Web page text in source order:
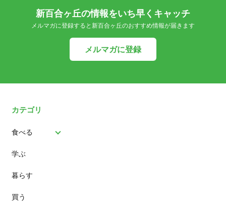
新百合ヶ丘の情報をいち早くキャッチ
メルマガに登録すると新百合ヶ丘のおすすめ情報が届きます
メルマガに登録
カテゴリ
食べる
パン
スイーツ
ランチ
学ぶ
暮らす
買う